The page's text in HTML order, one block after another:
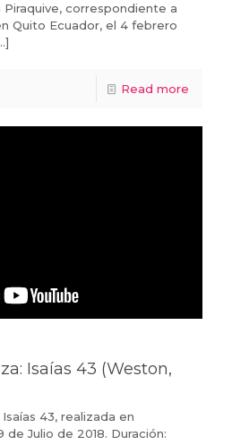
Piraquive, correspondiente a
Quito Ecuador, el 4 febrero
Read more
Isaías 43 (Weston,
43, realizada en
Julio de 2018. Duración: